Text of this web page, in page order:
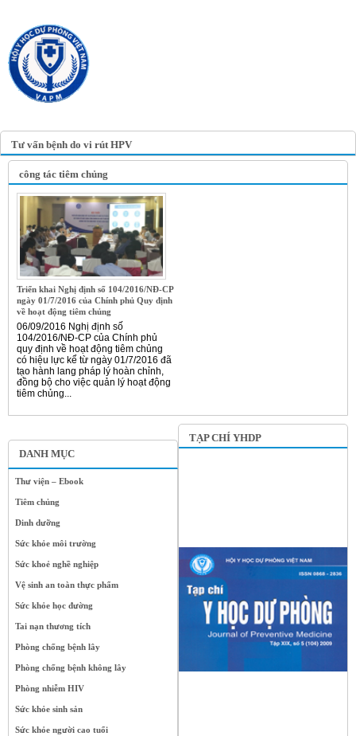
Tư vấn bệnh do vi rút HPV
DANH MỤC
Thư viện – Ebook
Tiêm chủng
Dinh dưỡng
Sức khỏe môi trường
Sức khoẻ nghề nghiệp
Vệ sinh an toàn thực phẩm
Sức khỏe học đường
Tai nạn thương tích
Phòng chống bệnh lây
Phòng chống bệnh không lây
Phòng nhiễm HIV
Sức khỏe sinh sản
Sức khỏe người cao tuổi
công tác tiêm chủng
Triển khai Nghị định số 104/2016/NĐ-CP
ngày 01/7/2016 của Chính phủ Quy định
về hoạt động tiêm chủng
06/09/2016 Nghị định số
104/2016/NĐ-CP của Chính phủ
quy định về hoạt động tiêm chủng
có hiệu lực kể từ ngày 01/7/2016 đã
tạo hành lang pháp lý hoàn chỉnh,
đồng bộ cho việc quản lý hoạt động
tiêm chủng...
TẠP CHÍ YHDP